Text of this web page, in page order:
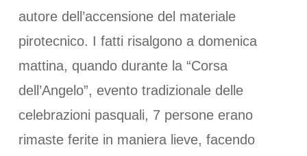
autore dell’accensione del materiale
pirotecnico. I fatti risalgono a domenica
mattina, quando durante la “Corsa
dell’Angelo”, evento tradizionale delle
celebrazioni pasquali, 7 persone erano
rimaste ferite in maniera lieve, facendo